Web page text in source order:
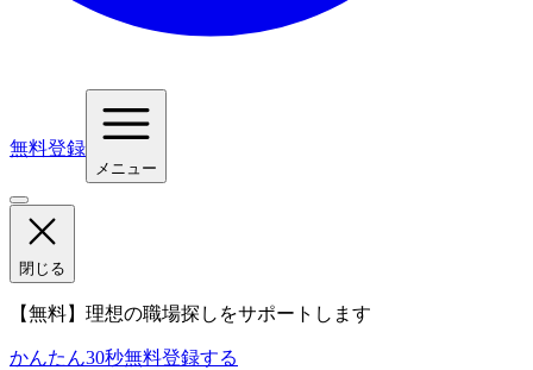
無料登録
メニュー
閉じる
【無料】理想の職場探しをサポートします
かんたん30秒無料登録する